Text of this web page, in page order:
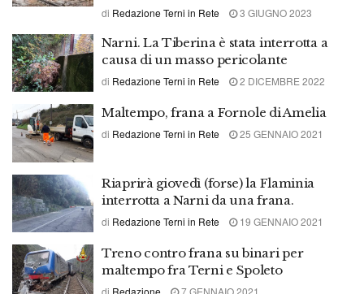
di Redazione Terni in Rete 3 GIUGNO 2023
Narni. La Tiberina è stata interrotta a
causa di un masso pericolante
di Redazione Terni in Rete 2 DICEMBRE 2022
Maltempo, frana a Fornole di Amelia
di Redazione Terni in Rete 25 GENNAIO 2021
Riaprirà giovedì (forse) la Flaminia
interrotta a Narni da una frana.
di Redazione Terni in Rete 19 GENNAIO 2021
Treno contro frana su binari per
maltempo fra Terni e Spoleto
di Redazione 7 GENNAIO 2021